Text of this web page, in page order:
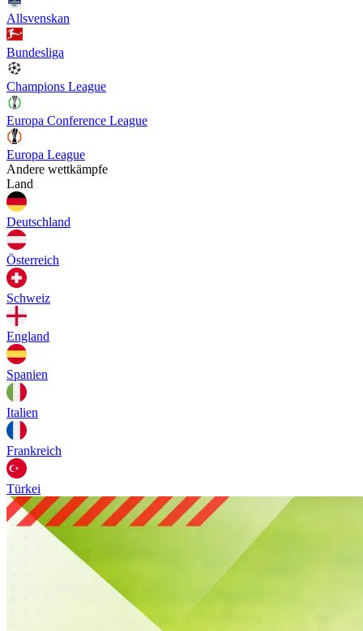
Allsvenskan
Bundesliga
Champions League
Europa Conference League
Europa League
Andere wettkämpfe
Land
Deutschland
Österreich
Schweiz
England
Spanien
Italien
Frankreich
Türkei